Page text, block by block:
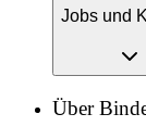
Jobs und
Über